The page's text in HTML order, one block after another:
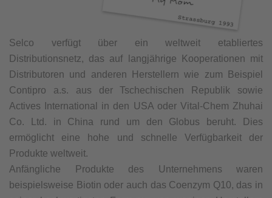
Selco verfügt über ein weltweit etabliertes
Distributionsnetz, das auf langjährige Kooperationen mit
Distributoren und anderen Herstellern wie zum Beispiel
Contipro a.s. aus der Tschechischen Republik sowie
Actives International in den USA oder Vital-Chem Zhuhai
Co. Ltd. in China rund um den Globus beruht. Dies
ermöglicht eine hohe und schnelle Verfügbarkeit der
Produkte weltweit.
Anfängliche Produkte des Unternehmens waren
beispielsweise Biotin oder auch das Coenzym Q10, das in